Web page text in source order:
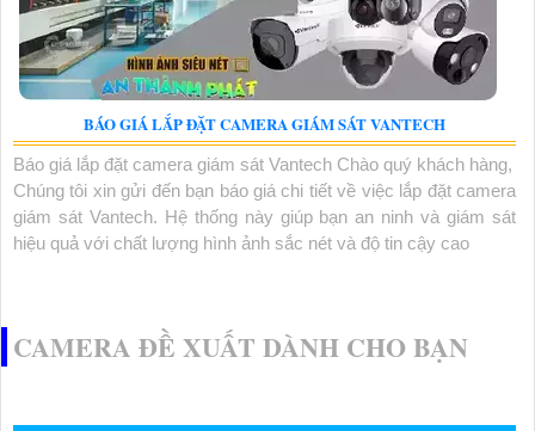
BÁO GIÁ LẮP ĐẶT CAMERA GIÁM SÁT VANTECH
Báo giá lắp đặt camera giám sát Vantech Chào quý khách hàng,
Chúng tôi xin gửi đến bạn báo giá chi tiết về việc lắp đặt camera
giám sát Vantech. Hệ thống này giúp bạn an ninh và giám sát
hiệu quả với chất lượng hình ảnh sắc nét và độ tin cậy cao
CAMERA ĐỀ XUẤT DÀNH CHO BẠN